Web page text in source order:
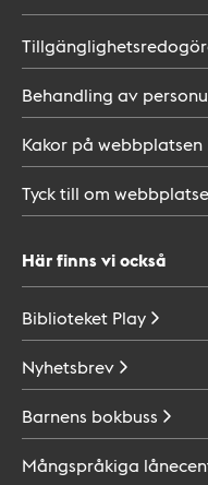
Behandling av
Kakor på webbplatsen
Tyck till om
Här finns vi också
Biblioteket Play
Nyhetsbrev
Barnens bokbuss
Mångspråkiga